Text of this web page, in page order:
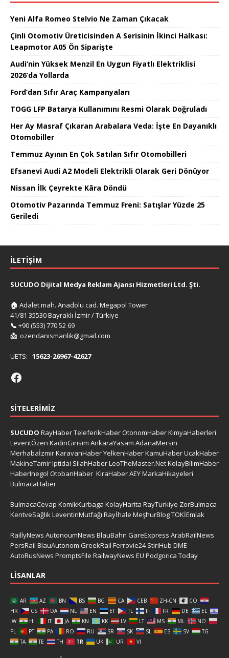
Yeni Alfa Romeo Stelvio Ne Zaman Çıkacak
Çinli Otomotiv Üreticisinden A Serisinin İkinci Halkası:
Leapmotor A05 Ön Siparişte
Audi’nin Yüksek Menzil En Uygun Fiyatlı Elektriklisi
2026’da Yollarda
Ford’dan Sıfır Araç Kampanyaları
TOGG LFP Batarya Kullanımını Resmi Olarak Doğruladı
Her Ay Masraf Çıkaran Arabalara Veda: İşte En Dayanıklı
Otomobiller
Temmuz Ayının En Çok Satılan Sıfır Otomobilleri
Efsanevi Audi A2 Modeli Elektrikli Olarak Geri Dönüyor
Nissan İlk Çeyrekte Kâra Döndü
Otomotiv Pazarında Temmuz Freni: Satışlar Yüzde 25
Geriledi
İLETIŞIM
SUCUDO Dijital Medya Reklam Ajansı Hizmetleri Ltd. Şti.
🏠 Adalet mah. Anadolu cad. Megapol Tower
41/81 35530 Bayraklı İzmir / Türkiye
📞 +90 (553) 770 52 69
📩 ozendanismanlik@gmail.com
UETS: 15623-26967-42627
SITELERIMIZ
SUCUDO RayHaberTeleferikHaber OtonomHaberKimyaHaberleri
LeventÖzen KadinGirisim AnkaraYasam AdanaMersin
MerhabaİzmirKaravanHaberYelkenHaberKamuHaberUcakHaber
MakineTamirIptidai SilahHaberLeoTheMaster.NetKolayBilimHaber
HaberInegol OtobanHaber KiraHaberAEYMarkaHikayeleri
BulmacaHaber
BulmacaCevap KomikKurbaga KolayHarita RayTurkiye ZorBulmaca
KentveSağlıkLeventinMutfağı Rayİhale MeşhurBlogTOKİEmlak
RaillyNews AutonoumNews BlauBahn GareExpress ArabRailNews
PersRail BlauAutonom GreekRail Ferrovie24 StiriHub DME
AutoRusNews PromptsFile RailwayNews EU Podgorica Today
LISANLAR
AR AZ BN BS BG CA CEB ZH-CN
CO
HR
CS DA NL EN ET TL FI FR DE
EL
IW
HI IT JA KN KK LV LT MS ML
NO
PL
PT PA RO RU SR SK SL ES SV
TG
TA
TE TH TR UK UR VI